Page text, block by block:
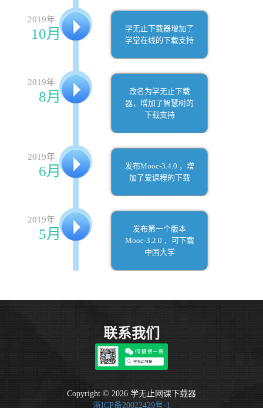
2019年
10月
学无止下载器增加了
学堂在线的下载支持
2019年
8月
改名为学无止下载
器，增加了智慧树的
下载支持
2019年
6月
发布Mooc-3.4.0 ，增
加了爱课程的下载
2019年
5月
发布第一个版本
Mooc-3.2.0 ，可下载
中国大学
联系我们
Copyright © 2026 学无止网课下载器
浙ICP备20022429号-1